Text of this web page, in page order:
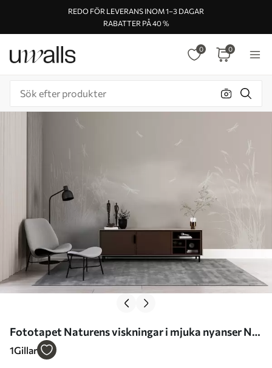
REDO FÖR LEVERANS INOM 1–3 DAGAR
RABATTER PÅ 40 %
0 0
Fototapet Naturens viskningar i mjuka nyanser Nr.
w00558v1
1Gillar